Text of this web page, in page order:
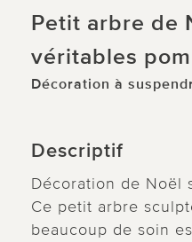
Petit arbre de
véritables
Décoration à
Descriptif
Décoration de Noël
Ce petit arbre
beaucoup de soin